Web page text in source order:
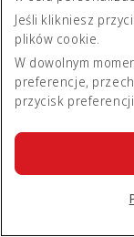
Liczba
w cenie
wymagane do
widoczne na
Czy
Jeśli klikniesz
plików cookie.
W dowolnym
preferencje,
przycisk